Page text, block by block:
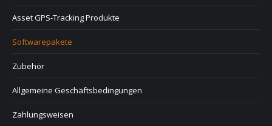
Asset GPS-Tracking Produkte
Softwarepakete
Zubehör
Allgemeine Geschäftsbedingungen
Zahlungsweisen